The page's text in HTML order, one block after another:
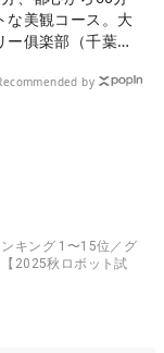
な美観コース。大
ー俱楽部（千葉
by
キング 1〜15位／グ
2025秋ロボット試